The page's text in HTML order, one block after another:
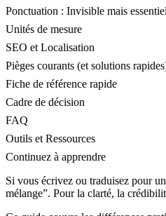
Ponctuation : Invisible mais
Unités de mesure
SEO et Localisation
Pièges courants (et solutions
Fiche de référence rapide
Cadre de décision
FAQ
Outils et Ressources
Continuez à apprendre
Si vous écrivez ou traduisez pour
mélange”. Pour la clarté, la